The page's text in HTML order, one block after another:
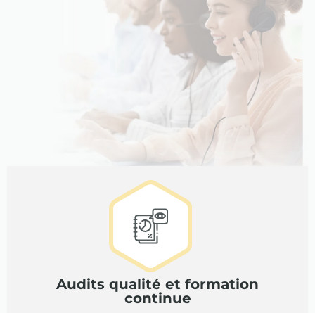
Audits qualité et formation
continue